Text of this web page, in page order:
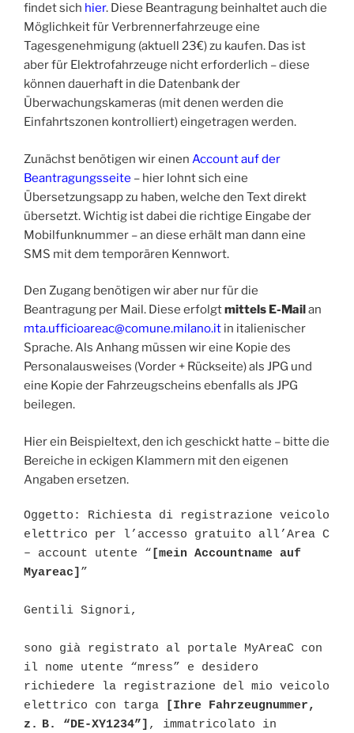
findet sich hier. Diese Beantragung beinhaltet auch die
Möglichkeit für Verbrennerfahrzeuge eine
Tagesgenehmigung (aktuell 23€) zu kaufen. Das ist
aber für Elektrofahrzeuge nicht erforderlich – diese
können dauerhaft in die Datenbank der
Überwachungskameras (mit denen werden die
Einfahrtszonen kontrolliert) eingetragen werden.
Zunächst benötigen wir einen Account auf der
Beantragungsseite – hier lohnt sich eine
Übersetzungsapp zu haben, welche den Text direkt
übersetzt. Wichtig ist dabei die richtige Eingabe der
Mobilfunknummer – an diese erhält man dann eine
SMS mit dem temporären Kennwort.
Den Zugang benötigen wir aber nur für die
Beantragung per Mail. Diese erfolgtmittels E-Mailan
mta.ufficioareac@comune.milano.it in italienischer
Sprache. Als Anhang müssen wir eine Kopie des
Personalausweises (Vorder + Rückseite) als JPG und
eine Kopie der Fahrzeugscheins ebenfalls als JPG
beilegen.
Hier ein Beispieltext, den ich geschickt hatte – bitte die
Bereiche in eckigen Klammern mit den eigenen
Angaben ersetzen.
Oggetto: Richiesta di registrazione veicolo
elettrico per l’accesso gratuito all’Area C
– account utente “ [mein Accountname auf
Myareac] ”
Gentili Signori,
sono già registrato al portale MyAreaC con
il nome utente “mress” e desidero
richiedere la registrazione del mio veicolo
elettrico con targa
[Ihre Fahrzeugnummer,
z. B. “DE-XY1234”] , immatricolato in